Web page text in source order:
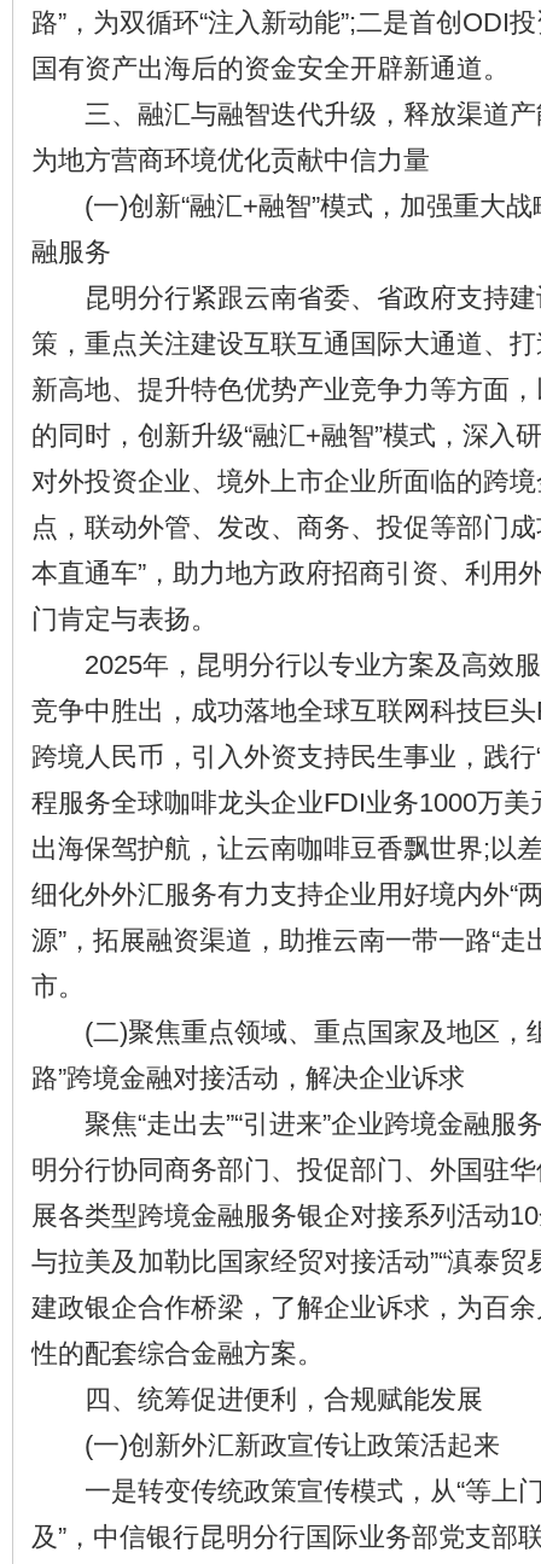
路”，为双循环“注入新动能”;二是首创ODI
国有资产出海后的资金安全开辟新通道。
三、融汇与融智迭代升级，释放渠道产
为地方营商环境优化贡献中信力量
(一)创新“融汇+融智”模式，加强重大战
融服务
昆明分行紧跟云南省委、省政府支持建
策，重点关注建设互联互通国际大通道、
新高地、提升特色优势产业竞争力等方面
的同时，创新升级“融汇+融智”模式，深入
对外投资企业、境外上市企业所面临的跨
点，联动外管、发改、商务、投促等部门
本直通车”，助力地方政府招商引资、利用
门肯定与表扬。
2025年，昆明分行以专业方案及高效服
竞争中胜出，成功落地全球互联网科技巨
跨境人民币，引入外资支持民生事业，践行
程服务全球咖啡龙头企业FDI业务1000万
出海保驾护航，让云南咖啡豆香飘世界;以
细化外外汇服务有力支持企业用好境内外“
源”，拓展融资渠道，助推云南一带一路“走
市。
(二)聚焦重点领域、重点国家及地区，
路”跨境金融对接活动，解决企业诉求
聚焦“走出去”“引进来”企业跨境金融服
明分行协同商务部门、投促部门、外国驻
展各类型跨境金融服务银企对接系列活动
与拉美及加勒比国家经贸对接活动”“滇泰贸
建政银企合作桥梁，了解企业诉求，为百
性的配套综合金融方案。
四、统筹促进便利，合规赋能发展
(一)创新外汇新政宣传让政策活起来
一是转变传统政策宣传模式，从“等上门
及”，中信银行昆明分行国际业务部党支部